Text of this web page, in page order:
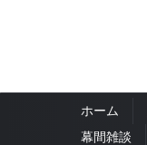
ホーム
幕間雑談